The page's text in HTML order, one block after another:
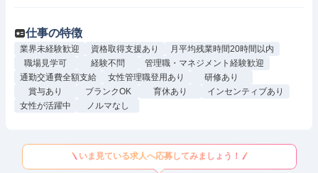
仕事の特徴
業界未経験歓迎 資格取得支援あり
月平均残業時間20時間以内
職場見学可
経験不問
管理職・マネジメント経験歓迎
通勤交通費全額支給
女性管理職登用あり
研修あり
賞与あり
ブランクOK 育休あり
インセンティブあり
女性が活躍中
ノルマなし
いま見ている求人へ応募してみましょう！